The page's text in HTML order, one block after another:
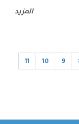
المزيد
9
10
11